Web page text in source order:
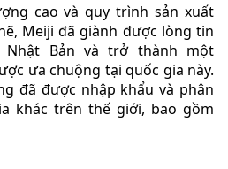
cao và quy trình sản xuất
Meiji đã giành được lòng tin
Bản và trở thành một
ưa chuộng tại quốc gia này.
đã được nhập khẩu và phân
khác trên thế giới, bao gồm